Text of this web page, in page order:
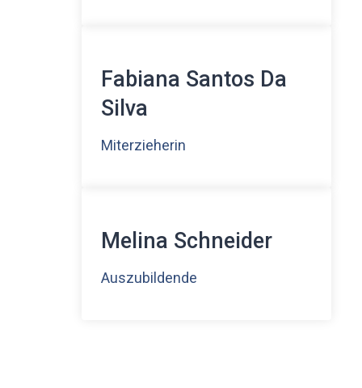
Fabiana Santos Da
Silva
Miterzieherin
Melina Schneider
Auszubildende